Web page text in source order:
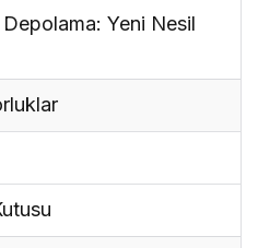
Yeni Nesil